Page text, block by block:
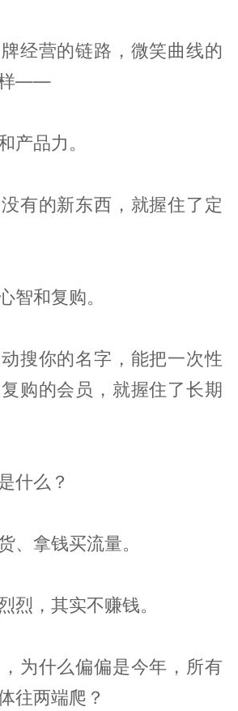
经营的链路，微笑曲线的
样——
产品力。
有的新东西，就握住了定
智和复购。
搜你的名字，能把一次性
购的会员，就握住了长期
什么？
、拿钱买流量。
烈，其实不赚钱。
为什么偏偏是今年，所有
往两端爬？